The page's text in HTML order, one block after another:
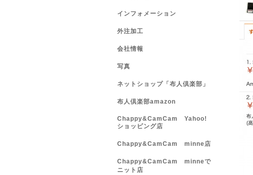
インフォメーション
外注加工
会社情報
写真
ネットショップ「布人倶楽部」
布人倶楽部amazon
Chappy&CamCam Yahoo!
ショッピング店
Chappy&CamCam minne店
Chappy&CamCam minneで
ニット店